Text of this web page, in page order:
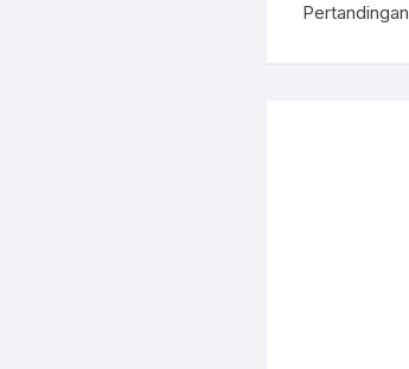
Pertandingan